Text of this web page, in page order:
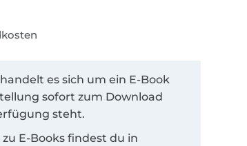
es sich um ein E-Book
sofort zum Download
steht.
E-Books findest du in